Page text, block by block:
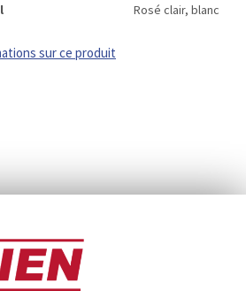
Rosé clair, blanc
sur ce produit